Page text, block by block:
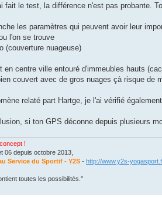
fait le test, la différence n'est pas probante.
les paramètres qui peuvent avoir leur
l'on se trouve
(couverture nuageuse)
en centre ville entouré d'immeubles hauts
couvert avec de gros nuages çà risque de
relaté part Hartge, je l'ai vérifié également.
si ton GPS déconne depuis plusieurs
!
06 depuis octobre 2013,
Service du Sportif - Y2S - http://www.y2s-
toutes les possibilités.''